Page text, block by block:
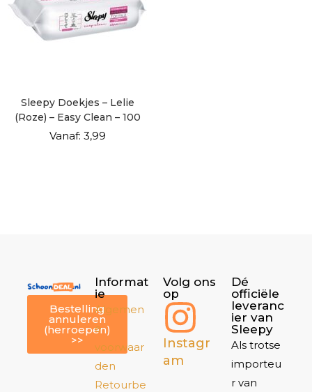
Sleepy Doekjes – Lelie
(Roze) – Easy Clean – 100
vellen
Vanaf: 3,99
Bestelling
annuleren
(herroepen)
>>
Informat
ie
Algemen
e
voorwaar
den
Retourbe
Volg ons
op
Instagr
am
Dé
officiële
leveranc
ier van
Sleepy
Als trotse
importeu
r van